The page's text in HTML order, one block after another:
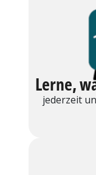
Lerne,
jederzeit